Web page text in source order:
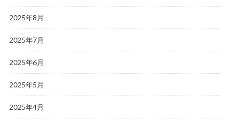
2025年8月
2025年7月
2025年6月
2025年5月
2025年4月